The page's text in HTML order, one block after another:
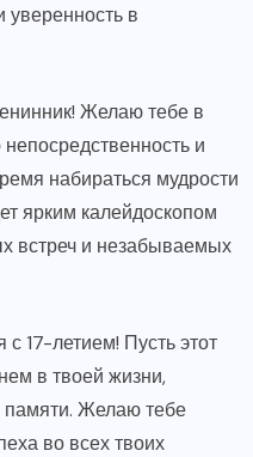
уверенность в
Желаю тебе в
и
набираться мудрости
ярким калейдоскопом
встреч и незабываемых
17-летием! Пусть этот
в твоей жизни,
памяти. Желаю тебе
во всех твоих